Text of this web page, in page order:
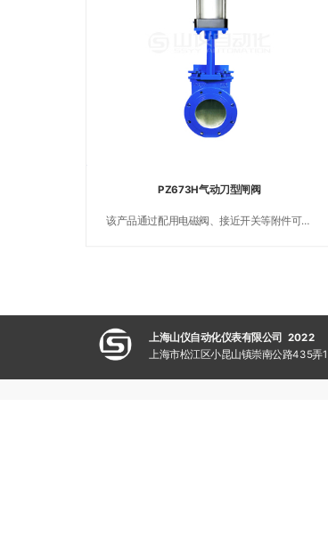
PZ673H气动刀型闸阀
该产品通过配用电磁阀、接近开关等附件可以
上海山仪自动化仪表有限公司 2022
上海市松江区小昆山镇崇南公路435弄